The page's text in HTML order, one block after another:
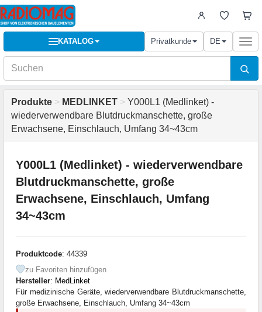
KATALOG Privatkunde DE
Produkte > MEDLINKET > Y000L1 (Medlinket) -
wiederverwendbare Blutdruckmanschette, große
Erwachsene, Einschlauch, Umfang 34~43cm
Y000L1 (Medlinket) - wiederverwendbare
Blutdruckmanschette, große
Erwachsene, Einschlauch, Umfang
34~43cm
Produktcode: 44339
zu Favoriten hinzufügen
Hersteller: MedLinket
Für medizinische Geräte, wiederverwendbare Blutdruckmanschette,
große Erwachsene, Einschlauch, Umfang 34~43cm